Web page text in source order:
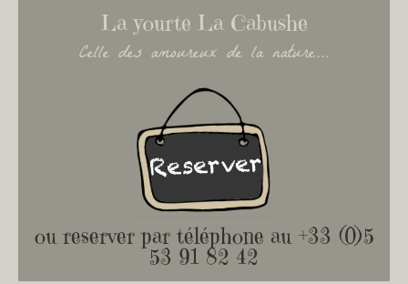
La yourte La Cabushe
Celle des amoureux de la nature...
ou reserver par téléphone au +33 (0)5
53 91 82 42